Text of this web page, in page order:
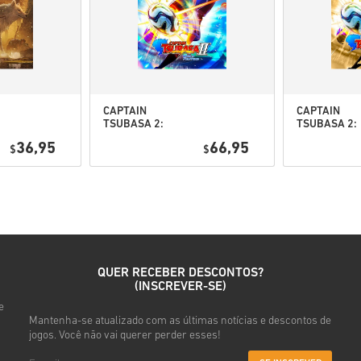
• Introduz o teu e-mail
• Seleciona o método de
• Conclui a tua encomenda
Depois disso, vais receber
$36,95
CAPTAIN
TSUBASA 2:
(STEAM) EU
$66,95
CAPTAIN
TSUBASA 2:
Deluxe
QUER RECEBER DESCONTOS?
(INSCREVER-SE)
Mantenha-se atualizado com as últimas notícias e descontos de
jogos. Você não vai querer perder esses!